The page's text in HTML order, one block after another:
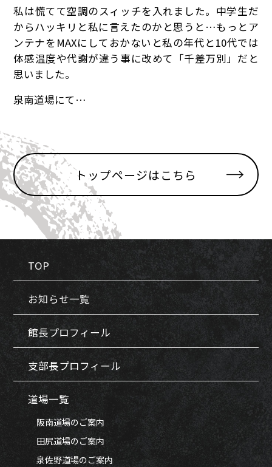
私は慌てて空調のスィッチを入れました。中学生だ
からハッキリと私に言えたのかと思うと…もっとア
ンテナをMAXにしておかないと私の年代と10代では
体感温度や代謝が違う事に改めて「千差万別」だと
思いました。
泉南道場にて…
トップページはこちら
TOP
お知らせ一覧
館長プロフィール
支部長プロフィール
道場一覧
阪南道場のご案内
田尻道場のご案内
泉佐野道場のご案内